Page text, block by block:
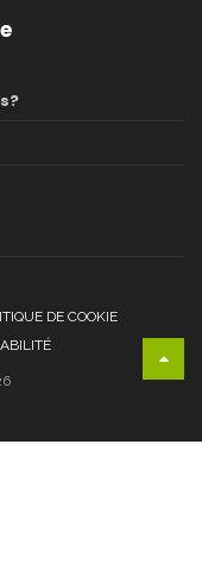
DE COOKIE